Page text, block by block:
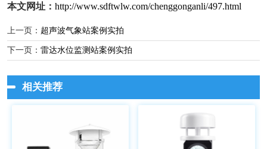
本文网址： http://www.sdftwlw.com/chenggonganli/497.html
上一页： 超声波气象站案例实拍
下一页： 雷达水位监测站案例实拍
相关推荐